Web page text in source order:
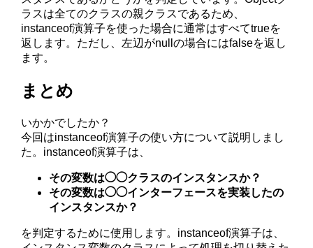
ラスは全てのクラスの親クラスであるため、
instanceof演算子を使った場合に通常はすべてtrueを
返します。ただし、左辺がnullの場合にはfalseを返し
ます。
まとめ
いかかでしたか？
今回はinstanceof演算子の使い方について説明しまし
た。instanceof演算子は、
その変数は◯◯クラスのインスタンスか？
その変数は◯◯インターフェースを実装したの
インスタンスか？
を判定するために使用します。instanceof演算子は、